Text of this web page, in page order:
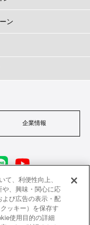
ン
企業情報
定商取引法に基づく表示
個人情報保護方針
て、利便性向上、
、興味・関心に応
よび広告の表示・配
ッキー）を保存す
使用目的の詳細